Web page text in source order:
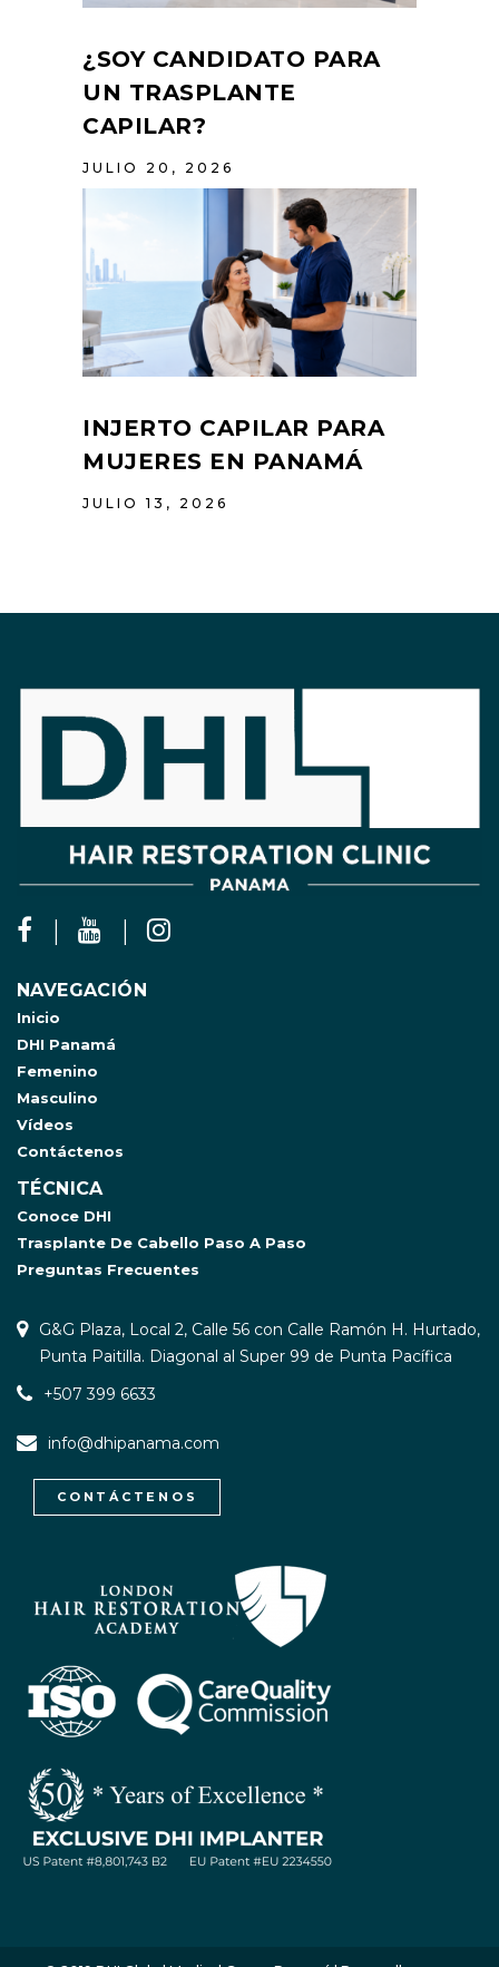
¿SOY CANDIDATO PARA
UN TRASPLANTE
CAPILAR?
JULIO 20, 2026
INJERTO CAPILAR PARA
MUJERES EN PANAMÁ
JULIO 13, 2026
NAVEGACIÓN
Inicio
DHI Panamá
Femenino
Masculino
Vídeos
Contáctenos
TÉCNICA
Conoce DHI
Trasplante De Cabello Paso A Paso
Preguntas Frecuentes
G&G Plaza, Local 2, Calle 56 con Calle Ramón H. Hurtado,
Punta Paitilla. Diagonal al Super 99 de Punta Pacífica
+507 399 6633
info@dhipanama.com
CONTÁCTENOS
WhatsApp / Let's Talk